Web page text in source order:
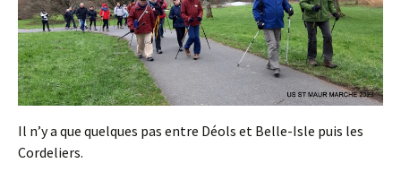
Il n’y a que quelques pas entre Déols et Belle-Isle puis les
Cordeliers.